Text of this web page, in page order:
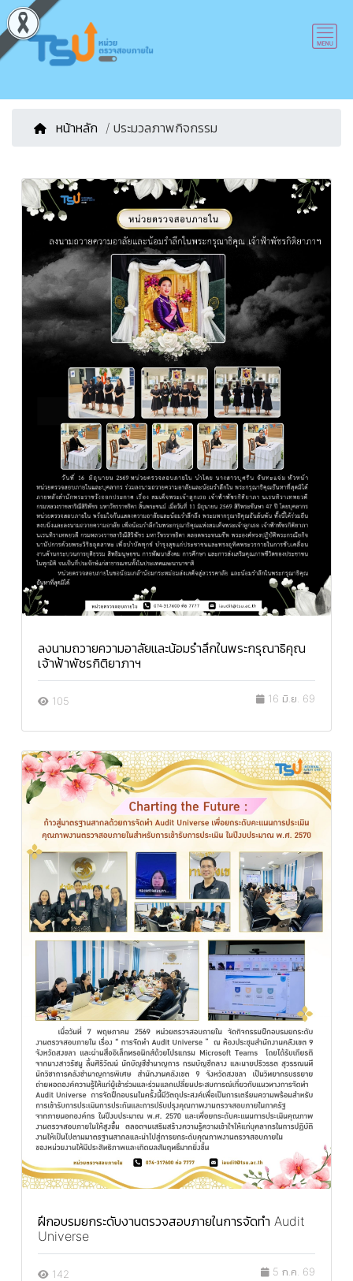
หน้าหลัก / ประมวลภาพกิจกรรม
ลงนามถวายความอาลัยและน้อมรำลึกในพระกรุณาธิคุณ
เจ้าฟ้าพัชรกิติยาภาฯ
105 16 มิ.ย. 69
ฝึกอบรมยกระดับงานตรวจสอบภายในการจัดทำ Audit
Universe
142 5 ก.ค. 69